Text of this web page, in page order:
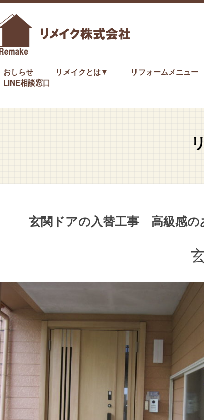
おしらせ リメイクとは▼ リフォームメニュー
LINE相談窓口
玄関ドアの入替工事 高級感の